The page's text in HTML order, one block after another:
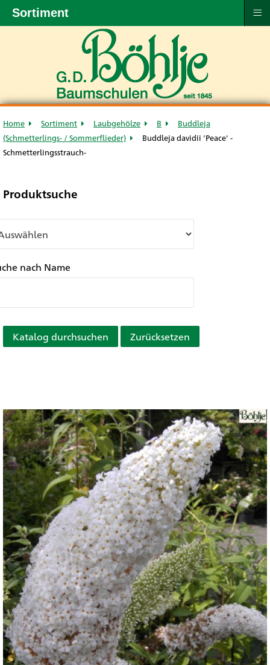
Home Sortiment Laubgehölze B
Buddleja
(Schmetterlings- / Sommerflieder)
Buddleja davidii 'Peace' -
Schmetterlingsstrauch-
Produktsuche
nach Name
Katalog durchsuchen Zurücksetzen
Sortiment ≡